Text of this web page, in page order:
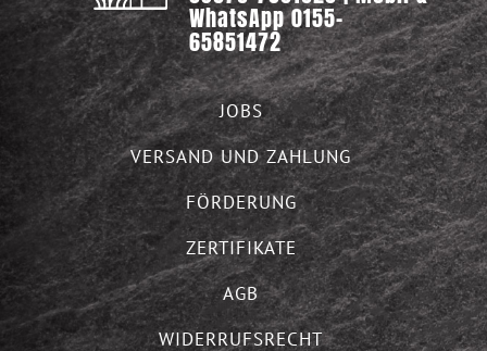
WhatsApp 0155-
65851472
JOBS
VERSAND UND ZAHLUNG
FÖRDERUNG
ZERTIFIKATE
AGB
WIDERRUFSRECHT